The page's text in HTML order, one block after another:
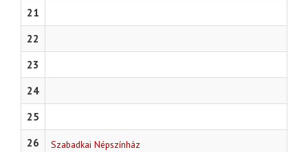
21
22
23
24
25
26
Szabadkai Népszínház